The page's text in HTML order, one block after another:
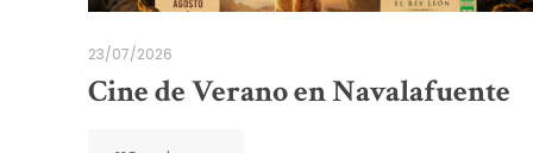
23/07/2026
Cine de Verano en Navalafuente